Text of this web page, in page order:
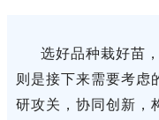
选好品种栽好苗
则是接下来需要考虑
研攻关，协同创新，